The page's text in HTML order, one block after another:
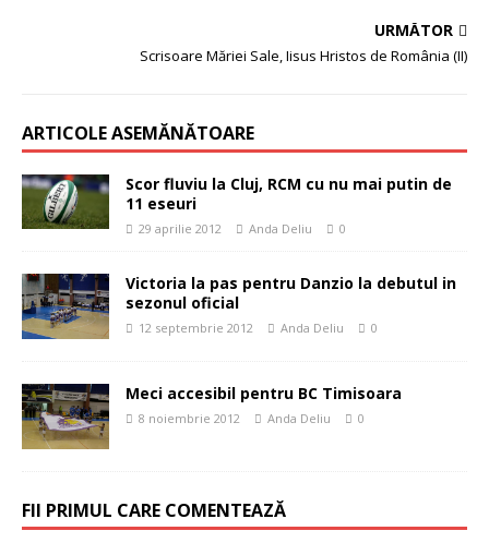
URMĂTOR
Scrisoare Măriei Sale, Iisus Hristos de România (II)
ARTICOLE ASEMĂNĂTOARE
Scor fluviu la Cluj, RCM cu nu mai putin de
11 eseuri
29 aprilie 2012 Anda Deliu 0
Victoria la pas pentru Danzio la debutul in
sezonul oficial
12 septembrie 2012 Anda Deliu 0
Meci accesibil pentru BC Timisoara
8 noiembrie 2012 Anda Deliu 0
FII PRIMUL CARE COMENTEAZĂ